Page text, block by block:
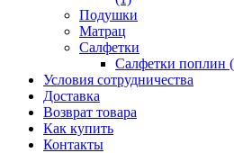
Подушки
Матрац
Салфетки
Салфетки поплин
Условия сотрудничества
Доставка
Возврат товара
Как купить
Контакты